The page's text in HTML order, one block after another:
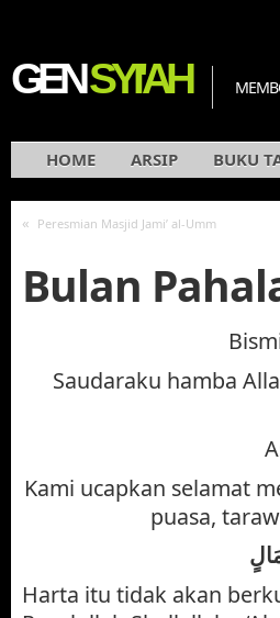
GENSYI'AH
HOME ARSIP BUKU
« Peresmian Masjid Jami’ al-Umm
Bulan
Saudaraku hamba
Kami ucapkan selamat
puasa,
Harta itu tidak akan